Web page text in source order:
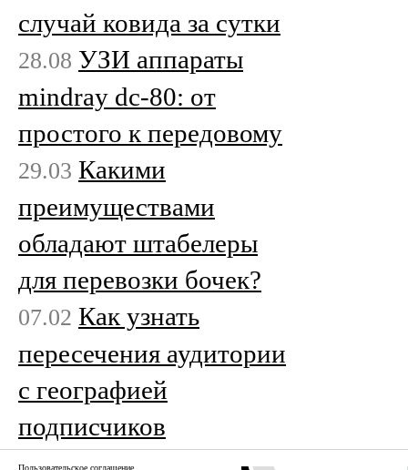
случай ковида за сутки
28.08 УЗИ аппараты
mindray dc-80: от
простого к передовому
29.03 Какими
преимуществами
обладают штабелеры
для перевозки бочек?
07.02 Как узнать
пересечения аудитории
с географией
подписчиков
Пользовательское соглашение